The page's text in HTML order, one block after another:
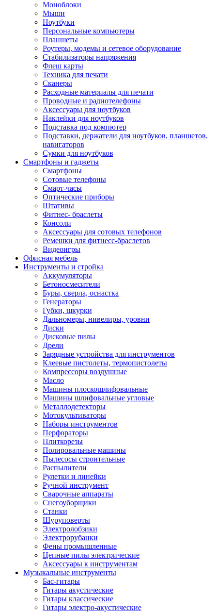
Моноблоки
Мыши
Ноутбуки
Персональные компьютеры
Планшеты
Роутеры, модемы и сетевое оборудование
Стабилизаторы напряжения
Флеш карты
Техника для печати
Сканеры
Расходные материалы для печати
Проводные и радиотелефоны
Аксессуары для ноутбуков
Наклейки для ноутбуков
Подставка под компютер
Подставки, держатели для ноутбуков, планшетов,
навигаторов
Сумки для ноутбуков
Смартфоны и гаджеты
Смартфоны
Сотовые телефоны
Смарт-часы
Оптические приборы
Штативы
Фитнес- браслеты
Консоли
Аксессуары для сотовых телефонов
Ремешки для фитнесс-браслетов
Видеоигры
Офисная мебель
Инструменты и стройка
Аккумуляторы
Бетоносмесители
Буры, сверла, оснастка
Генераторы
Губки, шкурки
Дальномеры, нивелиры, уровни
Диски
Дисковые пилы
Дрели
Зарядные устройства для инструментов
Клеевые пистолеты, термопистолеты
Компрессоры воздушные
Масло
Машины плоскошлифовальные
Машины шлифовальные угловые
Металлодетекторы
Мотокультиваторы
Наборы инструментов
Перфораторы
Плиткорезы
Полировальные машины
Пылесосы строительные
Распылители
Рулетки и линейки
Ручной инструмент
Сварочные аппараты
Снегоуборщики
Станки
Шуруповерты
Электролобзики
Электрорубанки
Фены промышленные
Цепные пилы электрические
Аксессуары к инструментам
Музыкальные инструменты
Бас-гитары
Гитары акустические
Гитары классические
Гитары электро-акустические